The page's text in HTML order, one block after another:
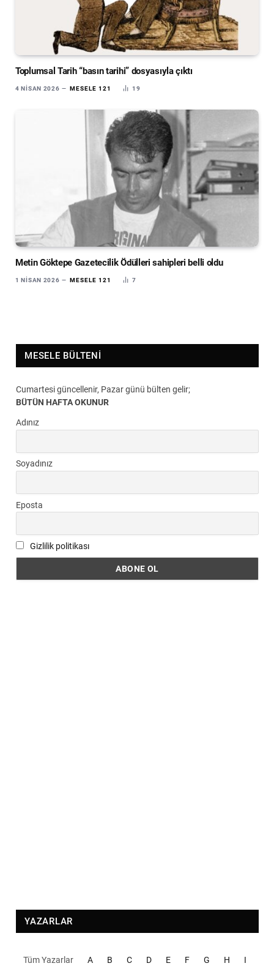
Toplumsal Tarih “basın tarihi” dosyasıyla çıktı
4 NISAN 2026 MESELE 121 19
Metin Göktepe Gazetecilik Ödülleri sahipleri belli oldu
1 NISAN 2026 MESELE 121 7
MESELE BÜLTENI
Cumartesi güncellenir, Pazar günü bülten gelir;
BÜTÜN HAFTA OKUNUR
Adınız
Soyadınız
Eposta
Gizlilik politikası
YAZARLAR
Tüm Yazarlar A B C D E F G H I